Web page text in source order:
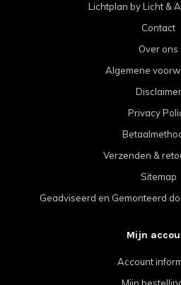
Lichtplan by Licht &
Contact
Over ons
Algemene
Disclaimer
Privacy
Verzenden &
Sitemap
Geadviseerd en Gemonteerd
Mijn
Account